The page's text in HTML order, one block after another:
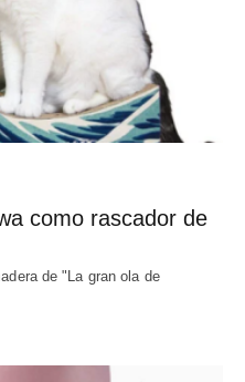
como rascador de
de "La gran ola de